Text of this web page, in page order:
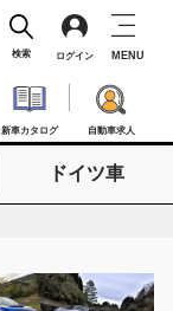
新車カタログ 自動車求人
検索 ログイン MENU
ドイツ車